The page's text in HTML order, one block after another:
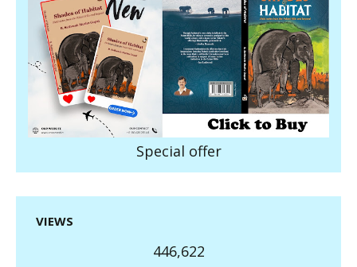
Special offer
VIEWS
446,622